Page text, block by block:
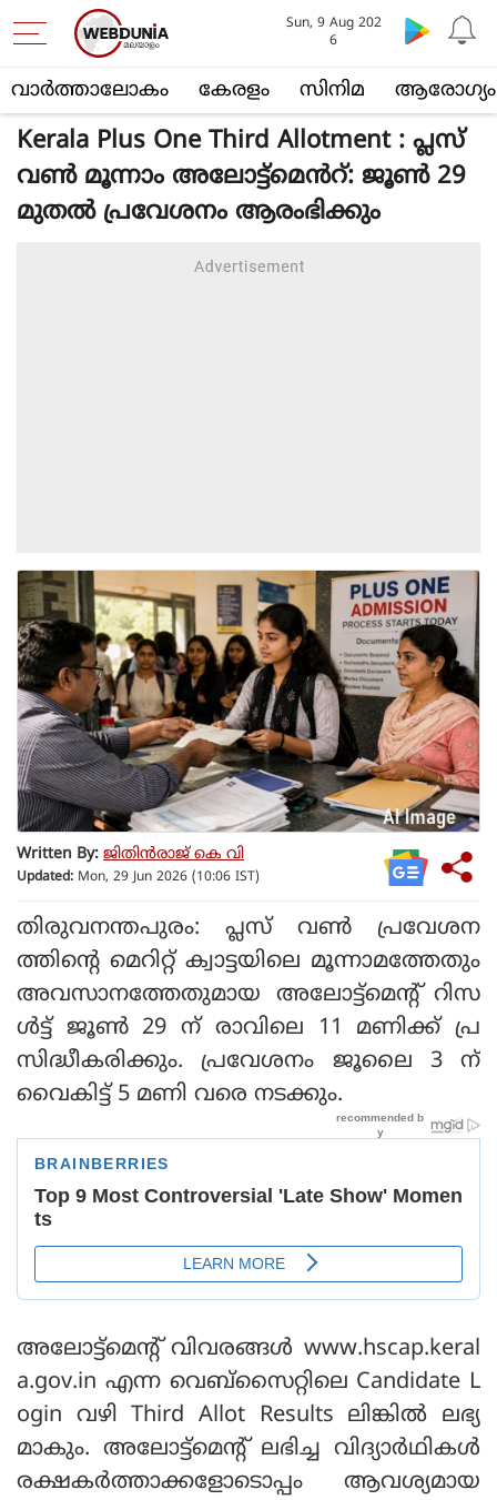
വാര്‍ത്താലോകം കേരളം സിനിമ ആരോഗ്യം
Sun, 9 Aug 202
6
Kerala Plus One Third Allotment : പ്ലസ്
വൺ മൂന്നാം അലോട്ട്‌മെൻറ്: ജൂൺ 29
മുതൽ പ്രവേശനം ആരംഭിക്കും
Written By: ജിതിൻരാജ് കെ വി
Updated: Mon, 29 Jun 2026 (10:06 IST)
തിരുവനന്തപുരം: പ്ലസ് വണ്‍ പ്രവേശന
ത്തിന്റെ മെറിറ്റ് ക്വാട്ടയിലെ മൂന്നാമത്തേതും
അവസാനത്തേതുമായ അലോട്ട്മെന്റ് റിസ
ള്‍ട്ട് ജൂണ്‍ 29 ന് രാവിലെ 11 മണിക്ക് പ്ര
സിദ്ധീകരിക്കും. പ്രവേശനം ജൂലൈ 3 ന്
വൈകിട്ട് 5 മണി വരെ നടക്കും.
അലോട്ട്മെന്റ് വിവരങ്ങള്‍ www.hscap.keral
a.gov.in എന്ന വെബ്സൈറ്റിലെ Candidate L
ogin വഴി Third Allot Results ലിങ്കില്‍ ലഭ്യ
മാകും. അലോട്ട്മെന്റ് ലഭിച്ച വിദ്യാര്‍ഥികള്‍
രക്ഷകര്‍ത്താക്കളോടൊപ്പം ആവശ്യമായ